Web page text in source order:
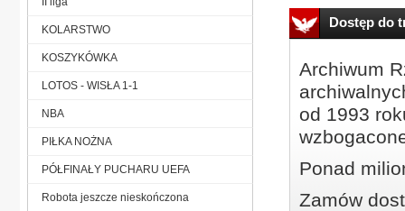
Dostęp do
Archiwum
od 1993
Ponad
Zamów
KOLARSTWO
KOSZYKÓWKA
LOTOS - WISŁA 1-1
NBA
PIŁKA NOŻNA
PÓŁFINAŁY PUCHARU UEFA
Robota jeszcze nieskończona